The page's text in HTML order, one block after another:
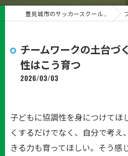
ブ
チームワークの土台づ
性はこう育つ
2026/03/03
子どもに協調性を身につけてほ
くするだけでなく、自分で考え
きる力も育ってほしい。そう感